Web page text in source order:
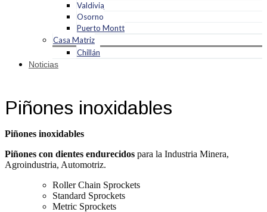
Valdivia
Osorno
Puerto Montt
Casa Matriz
Chillán
Noticias
Piñones inoxidables
Piñones inoxidables
Piñones con dientes endurecidos para la Industria Minera,
Agroindustria, Automotriz.
Roller Chain Sprockets
Standard Sprockets
Metric Sprockets